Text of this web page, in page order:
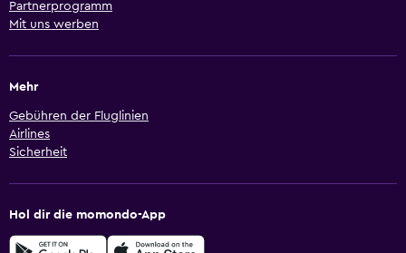
Partnerprogramm
Mit uns werben
Mehr
Gebühren der Fluglinien
Airlines
Sicherheit
Hol dir die momondo-App